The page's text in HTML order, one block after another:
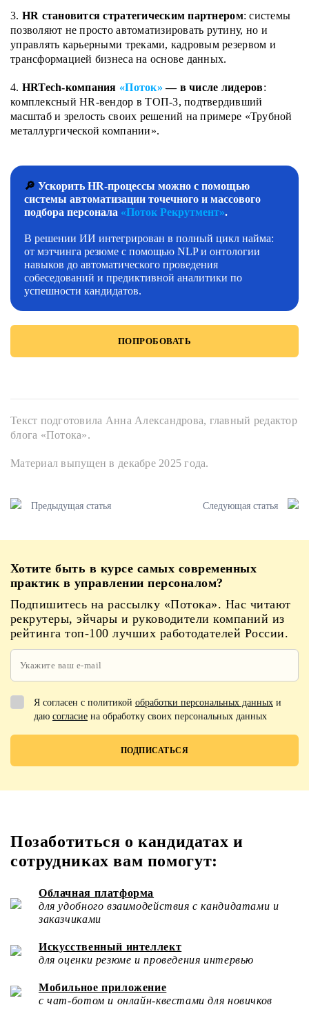
3. HR становится стратегическим партнером: системы
позволяют не просто автоматизировать рутину, но и
управлять карьерными треками, кадровым резервом и
трансформацией бизнеса на основе данных.
4. HRTech-компания «Поток» — в числе лидеров:
комплексный HR-вендор в ТОП-3, подтвердивший
масштаб и зрелость своих решений на примере «Трубной
металлургической компании».
🔎 Ускорить HR-процессы можно с помощью
системы автоматизации точечного и массового
подбора персонала «Поток Рекрутмент».
В решении ИИ интегрирован в полный цикл найма:
от мэтчинга резюме с помощью NLP и онтологии
навыков до автоматического проведения
собеседований и предиктивной аналитики по
успешности кандидатов.
ПОПРОБОВАТЬ
Текст подготовила Анна Александрова, главный редактор
блога «Потока».
Материал выпущен в декабре 2025 года.
Предыдущая статья Следующая статья
Хотите быть в курсе самых современных
практик в управлении персоналом?
Подпишитесь на рассылку «Потока». Нас читают
рекрутеры, эйчары и руководители компаний из
рейтинга топ-100 лучших работодателей России.
Я согласен с политикой обработки персональных данных и
даю согласие на обработку своих персональных данных
Позаботиться о кандидатах и
сотрудниках вам помогут:
Облачная платформа
для удобного взаимодействия с кандидатами и
заказчиками
Искусственный интеллект
для оценки резюме и проведения интервью
Мобильное приложение
с чат-ботом и онлайн-квестами для новичков